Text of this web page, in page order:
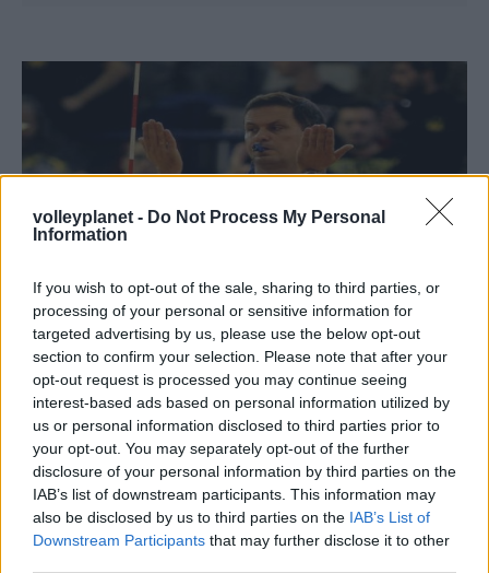
volleyplanet - Do Not Process My Personal
Information
If you wish to opt-out of the sale, sharing to third parties, or
processing of your personal or sensitive information for
targeted advertising by us, please use the below opt-out
section to confirm your selection. Please note that after your
opt-out request is processed you may continue seeing
interest-based ads based on personal information utilized by
us or personal information disclosed to third parties prior to
your opt-out. You may separately opt-out of the further
disclosure of your personal information by third parties on the
IAB’s list of downstream participants. This information may
also be disclosed by us to third parties on the IAB’s List of
Downstream Participants that may further disclose it to other
ΔΙΕΘΝΗ 17/06/2016
Στο World Grand Prix ο Γεροθόδωρος
Το Σαββατοκύριακο 18-19 Ιουνίου ο διεθνής διαιτητής
Νώντας Γεροθόδωροςθα σφυρίξει αγώνες για το Final-4 του
2ου γκρουπ του World Grand Prix Γυναικών που θα γίνουν
στη Βάρνα της Βουλγαρίας και στο οποίο συμμετέχουν η
Βουλγαρία, η Πολωνία, το Πουέρτο Ρίκο και η Δομινικανή
Δημοκρατία.